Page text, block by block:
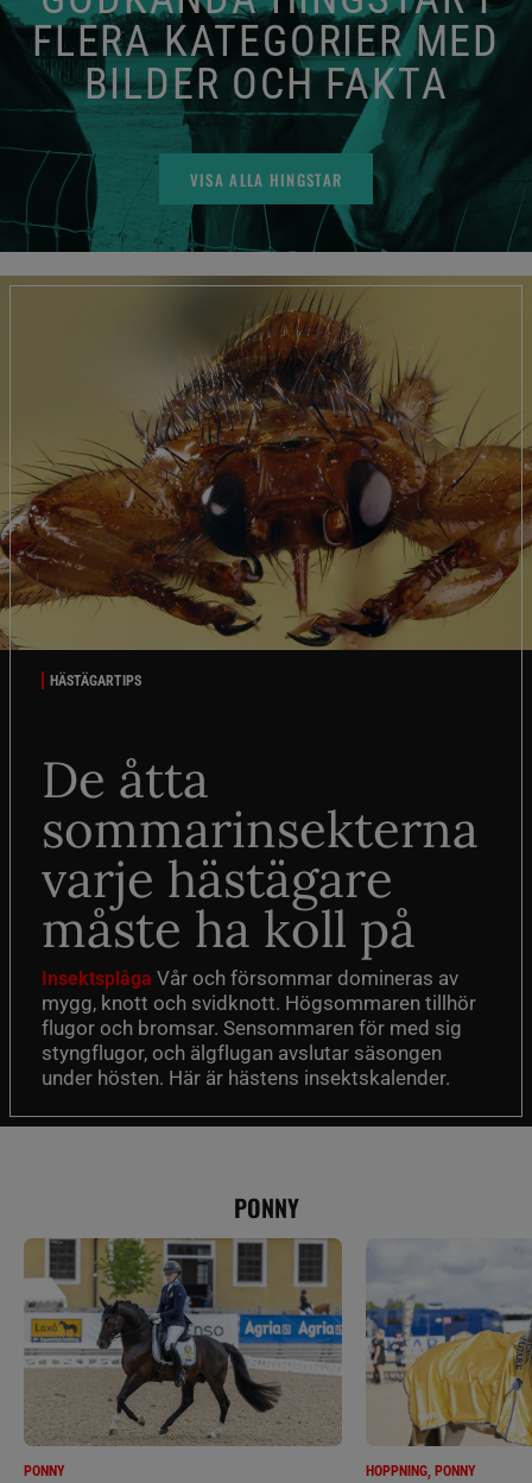
FLERA KATEGORIER MED
BILDER OCH FAKTA
VISA ALLA HINGSTAR
HÄSTÄGARTIPS
De åtta
sommarinsekterna
varje hästägare
måste ha koll på
Insektsplåga Vår och försommar domineras av
mygg, knott och svidknott. Högsommaren tillhör
flugor och bromsar. Sensommaren för med sig
styngflugor, och älgflugan avslutar säsongen
under hösten. Här är hästens insektskalender.
PONNY
PONNY HOPPNING, PONNY